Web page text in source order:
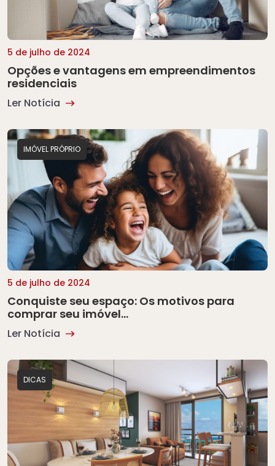
5 de julho de 2024
Opções e vantagens em empreendimentos
residenciais
Ler Notícia
IMÓVEL PRÓPRIO
5 de julho de 2024
Conquiste seu espaço: Os motivos para
comprar seu imóvel…
Ler Notícia
DICAS